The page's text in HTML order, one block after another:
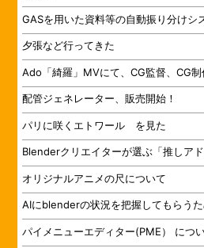
GASを用いた資料等の自動振り分けシ
夕張など行ってきた
Ado「綺羅」MVにて、CG監督、CG
配管ジェネレーター、販売開始！
パリに咲くエトワール を見た
Blenderクリエイターが選ぶ「推しア
オリジナルアニメの尺について
AIにblenderの状況を把握してもらう
パイメニューエディター(PME） につ